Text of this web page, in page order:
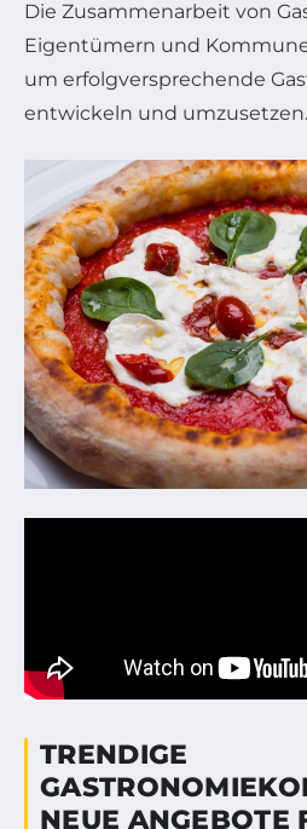
Die Zusammenarbeit von
Eigentümern und
um erfolgversprechende
entwickeln und umzusetzen.
TRENDIGE
NEUE ANGEBOTE